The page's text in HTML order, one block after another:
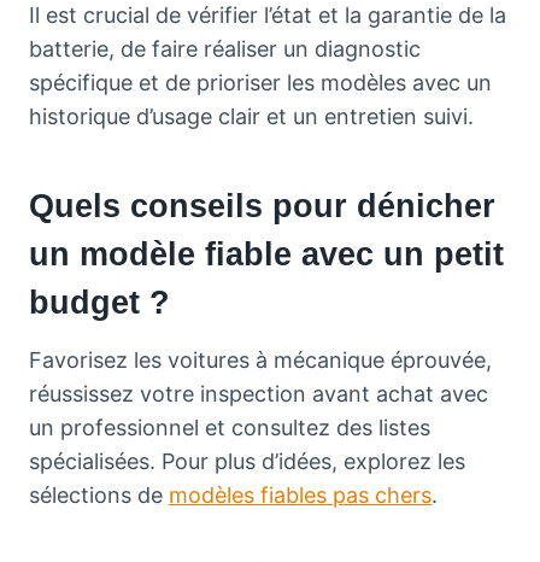
Il est crucial de vérifier l’état et la garantie de la
batterie, de faire réaliser un diagnostic
spécifique et de prioriser les modèles avec un
historique d’usage clair et un entretien suivi.
Quels conseils pour dénicher
un modèle fiable avec un petit
budget ?
Favorisez les voitures à mécanique éprouvée,
réussissez votre inspection avant achat avec
un professionnel et consultez des listes
spécialisées. Pour plus d’idées, explorez les
sélections de modèles fiables pas chers.